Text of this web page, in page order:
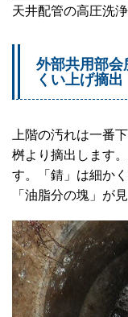
天井配管の高圧洗
外部共用部
くい上げ摘出
上階の汚れは一番
桝より摘出します
す。「錆」は細か
「油脂分の塊」が